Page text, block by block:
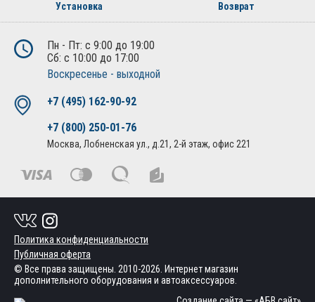
Установка Возврат
Пн - Пт: с 9:00 до 19:00
Сб: с 10:00 до 17:00
Воскресенье - выходной
+7 (495) 162-90-92
+7 (800) 250-01-76
Москва, Лобненская ул., д.21, 2-й этаж, офис 221
Политика конфиденциальности
Публичная оферта
© Все права защищены. 2010-2026. Интернет магазин
дополнительного оборудования и автоаксессуаров.